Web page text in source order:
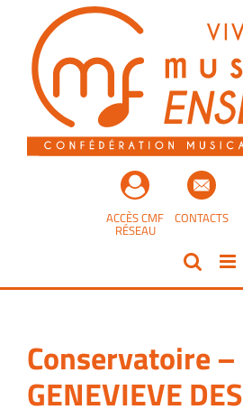
contenu
CONTACTS
ACCÈS CMF
RÉSEAU
Conservatoire –
GENEVIEVE